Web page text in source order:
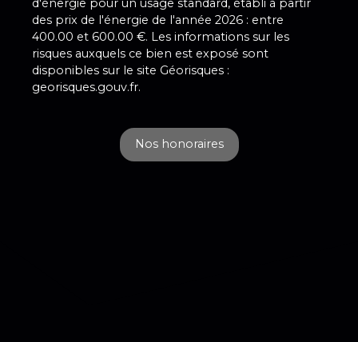
d'énergie pour un usage standard, établi à partir
des prix de l'énergie de l'année 2026 : entre
400.00 et 600.00 €. Les informations sur les
risques auxquels ce bien est exposé sont
disponibles sur le site Géorisques :
georisques.gouv.fr.
Nos honoraires